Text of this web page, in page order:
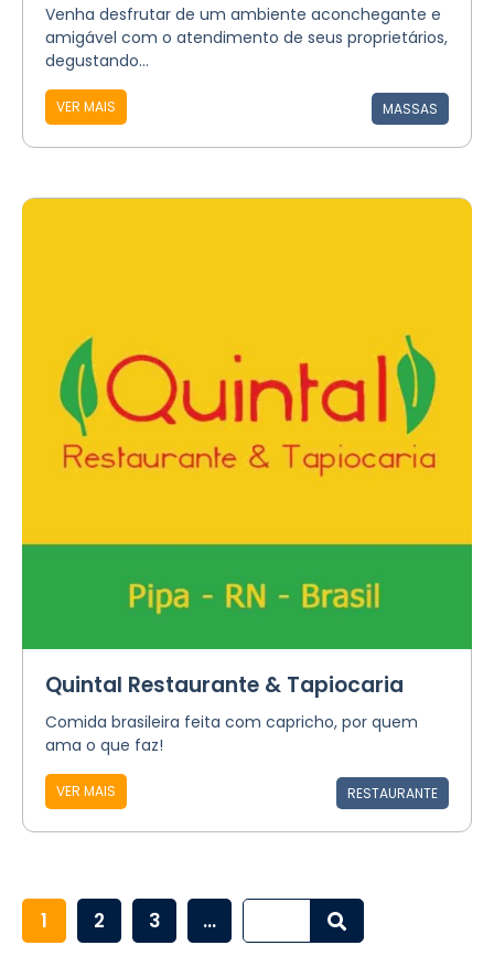
Venha desfrutar de um ambiente aconchegante e
amigável com o atendimento de seus proprietários,
degustando...
VER MAIS MASSAS
Quintal Restaurante & Tapiocaria
Comida brasileira feita com capricho, por quem
ama o que faz!
VER MAIS RESTAURANTE
1 2 3 ...